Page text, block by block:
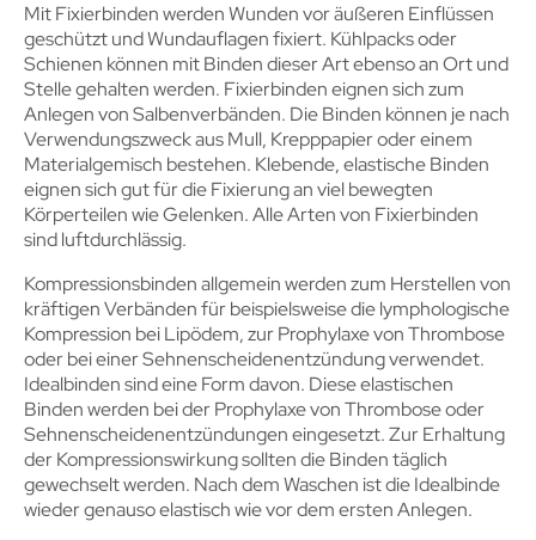
Mit Fixierbinden werden Wunden vor äußeren Einflüssen
geschützt und Wundauflagen fixiert. Kühlpacks oder
Schienen können mit Binden dieser Art ebenso an Ort und
Stelle gehalten werden. Fixierbinden eignen sich zum
Anlegen von Salbenverbänden. Die Binden können je nach
Verwendungszweck aus Mull, Krepppapier oder einem
Materialgemisch bestehen. Klebende, elastische Binden
eignen sich gut für die Fixierung an viel bewegten
Körperteilen wie Gelenken. Alle Arten von Fixierbinden
sind luftdurchlässig.
Kompressionsbinden allgemein werden zum Herstellen von
kräftigen Verbänden für beispielsweise die lymphologische
Kompression bei Lipödem, zur Prophylaxe von Thrombose
oder bei einer Sehnenscheidenentzündung verwendet.
Idealbinden sind eine Form davon. Diese elastischen
Binden werden bei der Prophylaxe von Thrombose oder
Sehnenscheidenentzündungen eingesetzt. Zur Erhaltung
der Kompressionswirkung sollten die Binden täglich
gewechselt werden. Nach dem Waschen ist die Idealbinde
wieder genauso elastisch wie vor dem ersten Anlegen.